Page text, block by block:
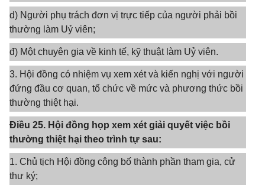
d) Người phụ trách đơn vị trực tiếp của người phải bồi
thường làm Uỷ viên;
đ) Một chuyên gia về kinh tế, kỹ thuật làm Uỷ viên.
3. Hội đồng có nhiệm vụ xem xét và kiến nghị với người
đứng đầu cơ quan, tổ chức về mức và phương thức bồi
thường thiệt hại.
Điều 25. Hội đồng họp xem xét giải quyết việc bồi
thường thiệt hại theo trình tự sau:
1. Chủ tịch Hội đồng công bố thành phần tham gia, cử
thư ký;